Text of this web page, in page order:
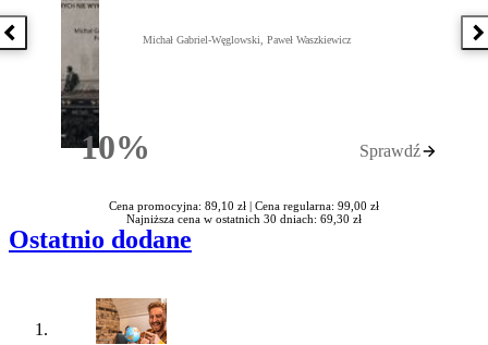
Poprzednia książka
10%Rabatu
Michał Gabriel-Węglowski, Paweł Waszkiewicz
Sprawdź
Cena promocyjna: 89,10 zł | Cena regularna: 99,00 zł
Najniższa cena w ostatnich 30 dniach: 69,30 zł
Ostatnio dodane